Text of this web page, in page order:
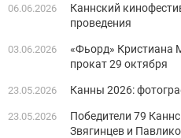
06.06.2026
Каннский
проведения
03.06.2026
«Фьорд» Кристиана
прокат 29 октября
23.05.2026 Канны 2026:
23.05.2026
Победители 79
Звягинцев и